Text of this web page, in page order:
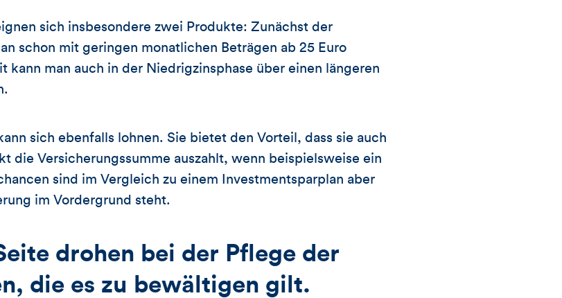
sich insbesondere zwei Produkte: Zunächst der
schon mit geringen monatlichen Beträgen ab 25 Euro
kann man auch in der Niedrigzinsphase über einen längeren
sich ebenfalls lohnen. Sie bietet den Vorteil, dass sie auch
die Versicherungssumme auszahlt, wenn beispielsweise ein
sind im Vergleich zu einem Investmentsparplan aber
im Vordergrund steht.
drohen bei der Pflege der
die es zu bewältigen gilt.